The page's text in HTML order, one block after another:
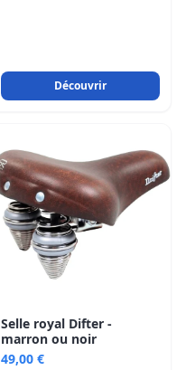
Découvrir
Selle royal Difter -
marron ou noir
49,00 €